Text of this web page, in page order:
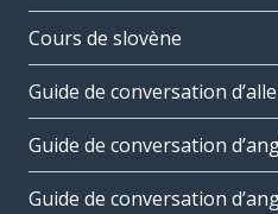
Cours de slovène
Guide de conversation
Guide de conversation
Guide de conversation